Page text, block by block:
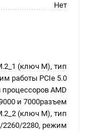
Нет
(ключ M), тип
работы PCIe 5.0
процессоров AMD
и 7000разъем
(ключ M), тип
2260/2280, режим